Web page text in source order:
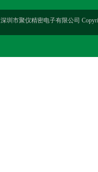
深圳市聚仪精密电子有限公司